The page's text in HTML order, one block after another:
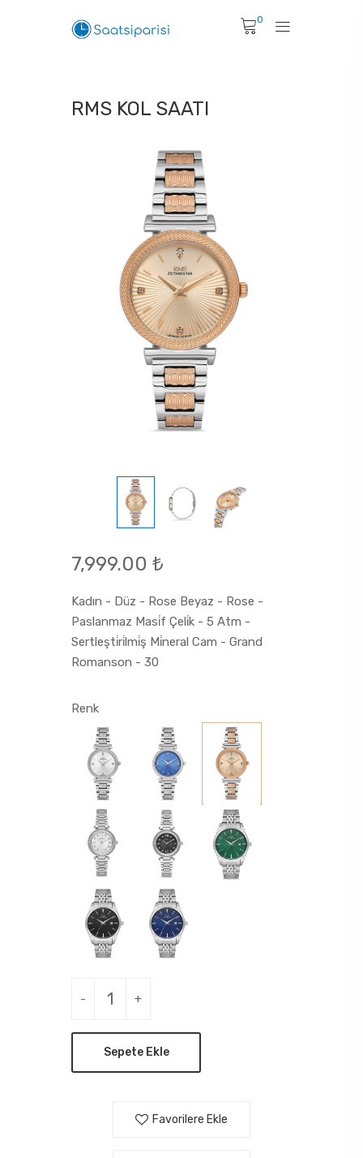
0
RMS KOL SAATI
7,999.00 ₺
Kadın - Düz - Rose Beyaz - Rose -
Paslanmaz Masi̇f Çeli̇k - 5 Atm -
Sertleşti̇ri̇lmi̇ş Mi̇neral Cam - Grand
Romanson - 30
Renk
- +
Sepete Ekle
Favorilere Ekle